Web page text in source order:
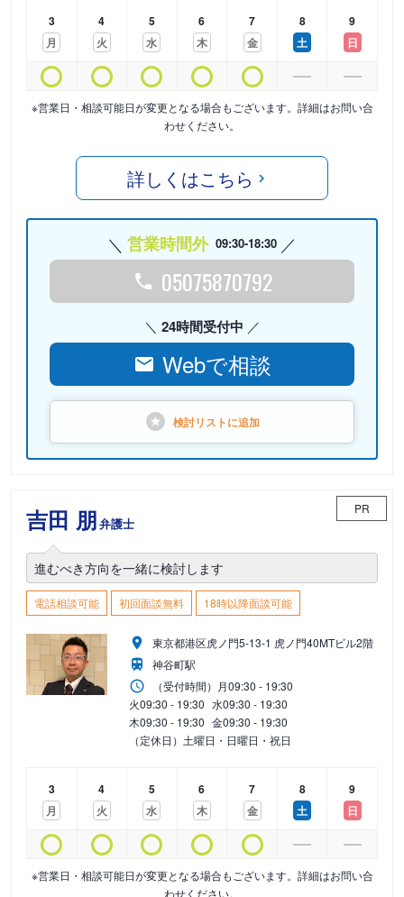
3
月
4
火
5
水
6
木
7
金
8
土
9
日
※営業日・相談可能日が変更となる場合もございます。詳細はお問い合
わせください。
詳しくはこちら
営業時間外 09:30-18:30
05075870792
24時間受付中
Webで相談
検討リストに追加
吉田 朋弁護士
PR
進むべき方向を一緒に検討します
電話相談可能 初回面談無料 18時以降面談可能
東京都港区虎ノ門5-13-1 虎ノ門40MTビル2階
神谷町駅
（受付時間） 月09:30 - 19:30
火09:30 - 19:30 水09:30 - 19:30
木09:30 - 19:30 金09:30 - 19:30
（定休日）土曜日・日曜日・祝日
3
月
4
火
5
水
6
木
7
金
8
土
9
日
※営業日・相談可能日が変更となる場合もございます。詳細はお問い合
わせください。